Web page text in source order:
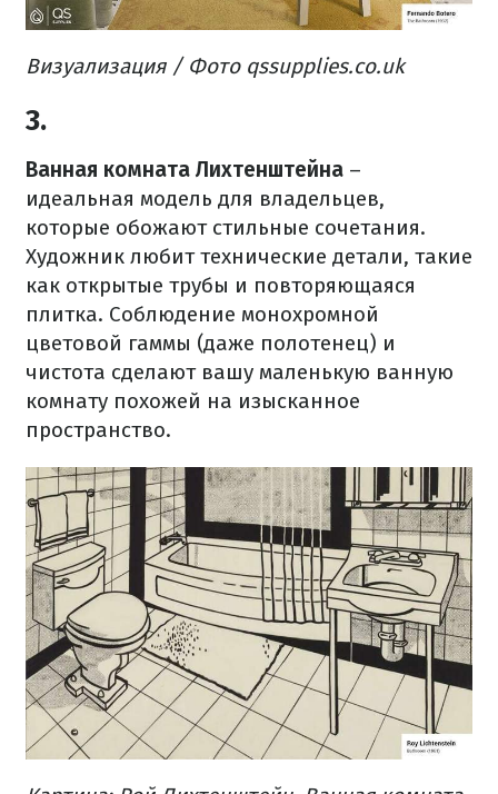
Визуализация / Фото qssupplies.co.uk
3.
Ванная комната Лихтенштейна –
идеальная модель для владельцев,
которые обожают стильные сочетания.
Художник любит технические детали, такие
как открытые трубы и повторяющаяся
плитка. Соблюдение монохромной
цветовой гаммы (даже полотенец) и
чистота сделают вашу маленькую ванную
комнату похожей на изысканное
пространство.